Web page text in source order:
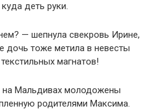
деть руки.
— шепнула свекровь Ирине,
дочь тоже метила в невесты
магнатов!
Мальдивах молодожены
родителями Максима.